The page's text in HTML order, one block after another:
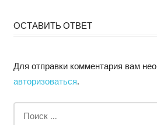
ОСТАВИТЬ ОТВЕТ
Для отправки комментария вам
авторизоваться.